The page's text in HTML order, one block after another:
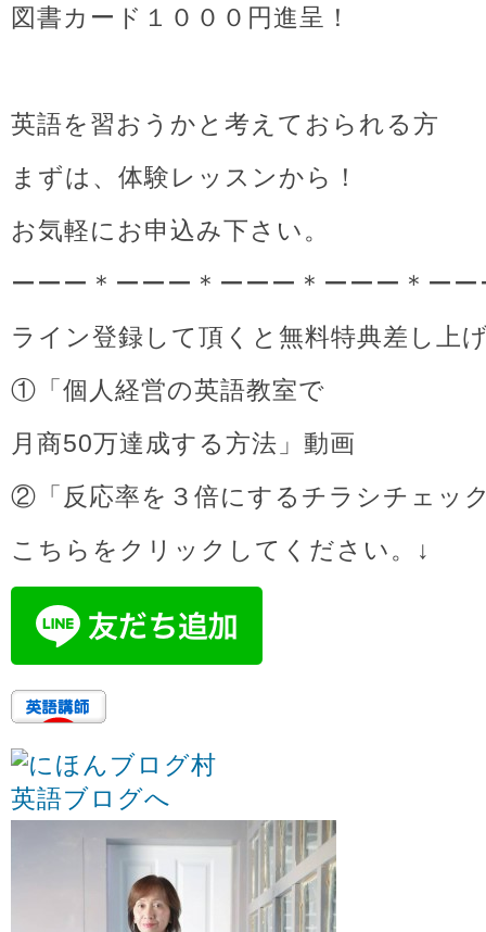
図書カード１０００円進呈！
英語を習おうかと考えておられる方
まずは、体験レッスンから！
お気軽にお申込み下さい。
ーーー＊ーーー＊ーーー＊ーーー＊ーー
ライン登録して頂くと無料特典差し上
①「個人経営の英語教室で
月商50万達成する方法」動画
②「反応率を３倍にするチラシチェッ
こちらをクリックしてください。↓